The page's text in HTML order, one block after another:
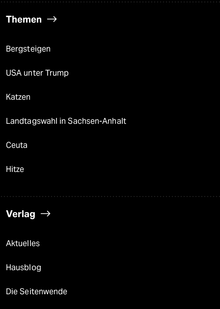
Themen
Bergsteigen
USA unter Trump
Katzen
Landtagswahl in Sachsen-Anhalt
Ceuta
Hitze
Verlag
Aktuelles
Hausblog
Die Seitenwende